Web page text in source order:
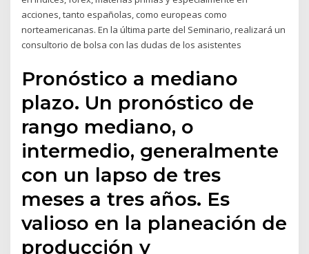
acciones, tanto españolas, como europeas como
norteamericanas. En la última parte del Seminario, realizará un
consultorio de bolsa con las dudas de los asistentes
Pronóstico a mediano
plazo. Un pronóstico de
rango mediano, o
intermedio, generalmente
con un lapso de tres
meses a tres años. Es
valioso en la planeación de
producción y